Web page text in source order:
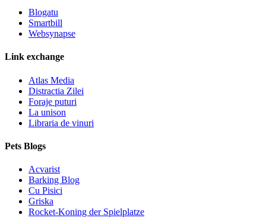
Blogatu
Smartbill
Websynapse
Link exchange
Atlas Media
Distractia Zilei
Foraje puturi
La unison
Libraria de vinuri
Pets Blogs
Acvarist
Barking Blog
Cu Pisici
Griska
Rocket-Koning der Spielplatze